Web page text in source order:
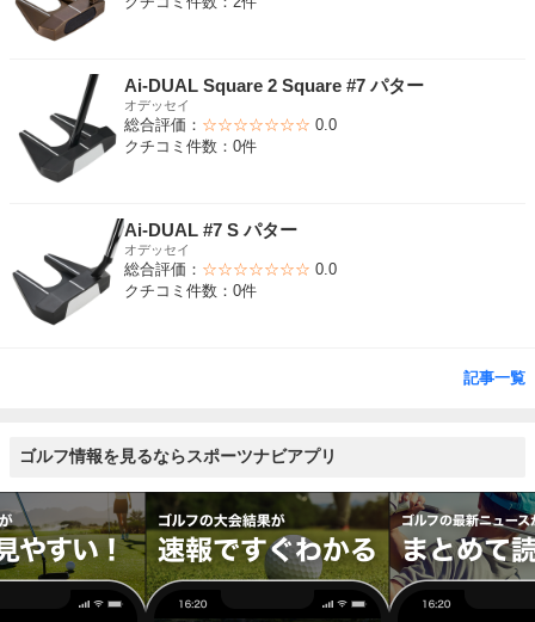
Ai-DUAL Square 2 Square #7 パター
オデッセイ
総合評価： ☆☆☆☆☆☆☆ 0.0
クチコミ件数：0件
Ai-DUAL #7 S パター
オデッセイ
総合評価： ☆☆☆☆☆☆☆ 0.0
クチコミ件数：0件
記事一覧
ゴルフ情報を見るならスポーツナビアプリ